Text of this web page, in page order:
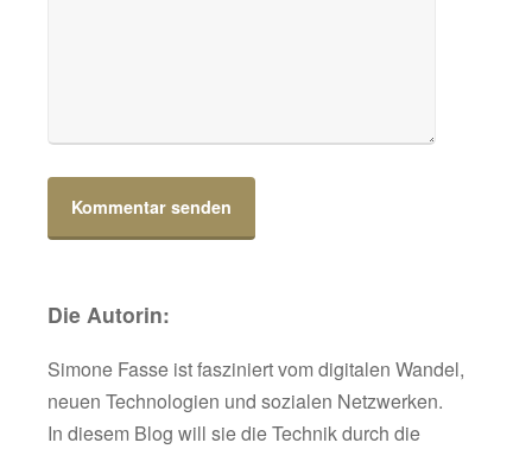
Die Autorin:
Simone Fasse ist fasziniert vom digitalen Wandel,
neuen Technologien und sozialen Netzwerken.
In diesem Blog will sie die Technik durch die